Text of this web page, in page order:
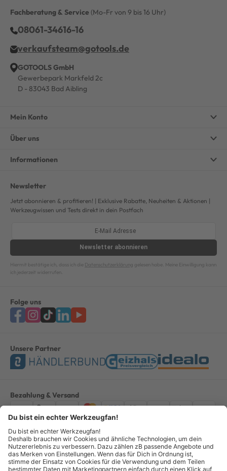
Fachberatung & Service (Mo-Fr von 9 bis 16 Uhr)
08061-34616-16
verkaufsteam@gotools.de
GOTOOLS GmbH
Gewerbepark Markfeld 2c
D - 83043 Bad Aibling
Mein Konto
Über uns
Informationen
Newsletter
Jetzt abonnieren & profitieren! | Exklusive Rabatte, Neuheiten & Aktionen |
Werkzeugwissen und Tests direkt in dein Postfach
Newsletter abonnieren
Hiermit bestätige ich, dass ich die Datenschutzerklärung gelesen habe. Meine Einwilligung kann
ich jederzeit widerrufen.
Folge uns
Unsere Partner
Bezahlung & Versand
ImpressumAGBDatenschutzWiderruf Vertrag widerrufen
Alle Preise verstehen sich inkl. ges. MwSt. *Kostenloser Versand innerhalb